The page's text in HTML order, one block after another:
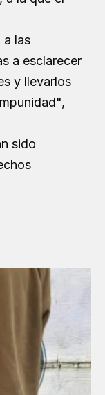
a las
a esclarecer
y llevarlos
sido